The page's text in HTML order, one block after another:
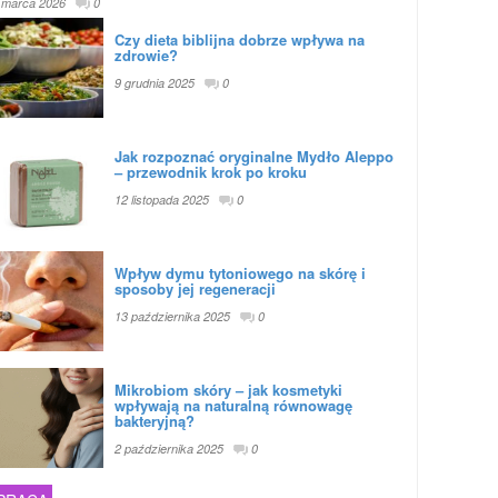
Czy dieta biblijna dobrze wpływa na
zdrowie?
9 grudnia 2025 0
Jak rozpoznać oryginalne Mydło Aleppo
– przewodnik krok po kroku
12 listopada 2025 0
Wpływ dymu tytoniowego na skórę i
sposoby jej regeneracji
13 października 2025 0
Mikrobiom skóry – jak kosmetyki
wpływają na naturalną równowagę
bakteryjną?
2 października 2025 0